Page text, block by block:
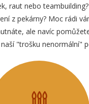
raut nebo
z pekárny? Moc rádi
ale navíc
"trošku nenormální"